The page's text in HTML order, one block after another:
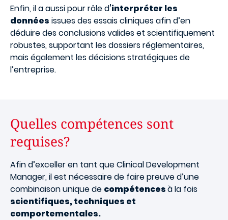
Enfin, il a aussi pour rôle d’interpréter les
données issues des essais cliniques afin d’en
déduire des conclusions valides et scientifiquement
robustes, supportant les dossiers réglementaires,
mais également les décisions stratégiques de
l’entreprise.
Quelles compétences sont
requises?
Afin d’exceller en tant que Clinical Development
Manager, il est nécessaire de faire preuve d’une
combinaison unique de compétencesà la fois
scientifiques, techniques et
comportementales.